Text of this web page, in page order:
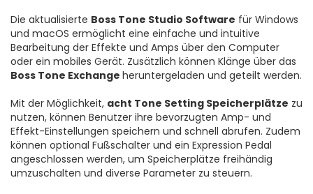
Die aktualisierte Boss Tone Studio Software für Windows
und macOS ermöglicht eine einfache und intuitive
Bearbeitung der Effekte und Amps über den Computer
oder ein mobiles Gerät. Zusätzlich können Klänge über das
Boss Tone Exchange heruntergeladen und geteilt werden.
Mit der Möglichkeit, acht Tone Setting Speicherplätze zu
nutzen, können Benutzer ihre bevorzugten Amp- und
Effekt-Einstellungen speichern und schnell abrufen. Zudem
können optional Fußschalter und ein Expression Pedal
angeschlossen werden, um Speicherplätze freihändig
umzuschalten und diverse Parameter zu steuern.